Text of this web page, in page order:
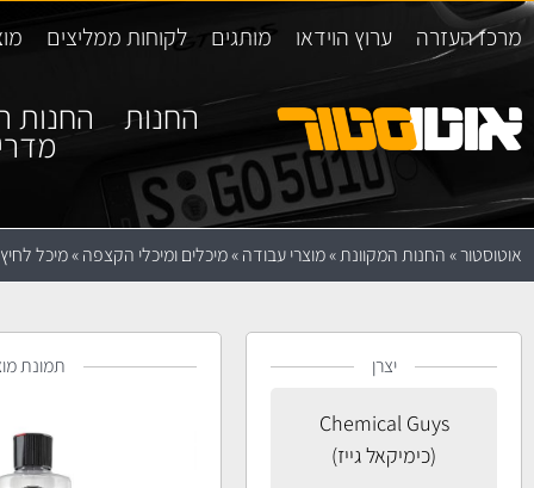
מרכז העזרה ערוץ הוידאו מותגים לקוחות ממליצים
החנות החנות
אוטוסטור»החנות המקוונת»מוצרי עבודה»מיכלים ומיכלי הקצפה»מיכל לחיץ Chemical Guys 0.5L
יצרן
Chemical Guys
(כימיקאל גייז)
תמונת